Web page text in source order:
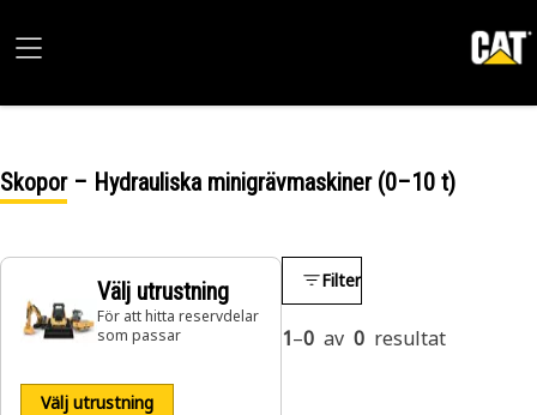
Skopor – Hydrauliska minigrävmaskiner (0–10 t)
Välj utrustning
För att hitta reservdelar
som passar
Välj utrustning
Filter
1–0 av 0 resultat